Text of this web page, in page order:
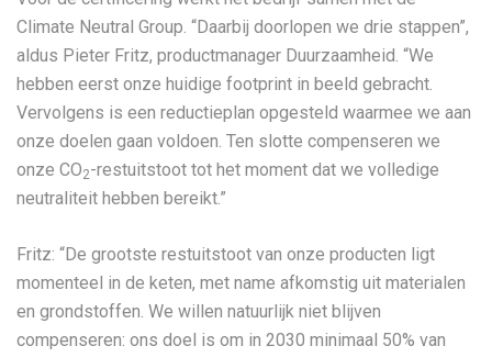
Climate Neutral Group. “Daarbij doorlopen we drie stappen”,
aldus Pieter Fritz, productmanager Duurzaamheid. “We
hebben eerst onze huidige footprint in beeld gebracht.
Vervolgens is een reductieplan opgesteld waarmee we aan
onze doelen gaan voldoen. Ten slotte compenseren we
onze CO2-restuitstoot tot het moment dat we volledige
neutraliteit hebben bereikt.”
Fritz: “De grootste restuitstoot van onze producten ligt
momenteel in de keten, met name afkomstig uit materialen
en grondstoffen. We willen natuurlijk niet blijven
compenseren: ons doel is om in 2030 minimaal 50% van